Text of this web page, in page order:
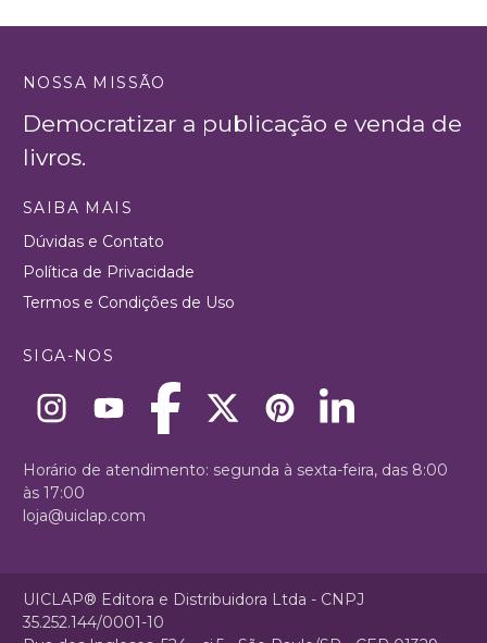
NOSSA MISSÃO
Democratizar a publicação e venda de
livros.
SAIBA MAIS
Dúvidas e Contato
Política de Privacidade
Termos e Condições de Uso
SIGA-NOS
Horário de atendimento: segunda à sexta-feira, das 8:00
às 17:00
loja@uiclap.com
UICLAP® Editora e Distribuidora Ltda - CNPJ
35.252.144/0001-10